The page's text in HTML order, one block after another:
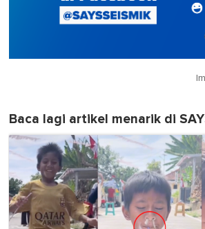
Baca lagi artikel menarik di